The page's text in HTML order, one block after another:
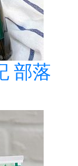
部落